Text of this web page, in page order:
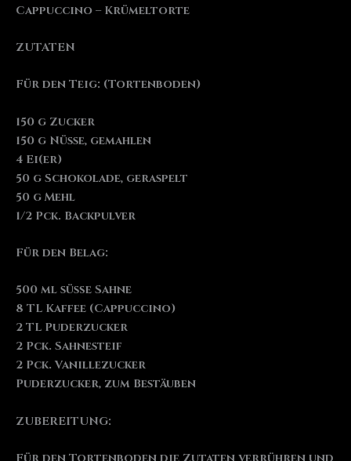
Cappuccino – Krümeltorte
ZUTATEN
Für den Teig: (Tortenboden)
150 g Zucker
150 g Nüsse, gemahlen
4 Ei(er)
50 g Schokolade, geraspelt
50 g Mehl
1/2 Pck. Backpulver
Für den Belag:
500 ml süße Sahne
8 TL Kaffee (Cappuccino)
2 TL Puderzucker
2 Pck. Sahnesteif
2 Pck. Vanillezucker
Puderzucker, zum Bestäuben
ZUBEREITUNG: